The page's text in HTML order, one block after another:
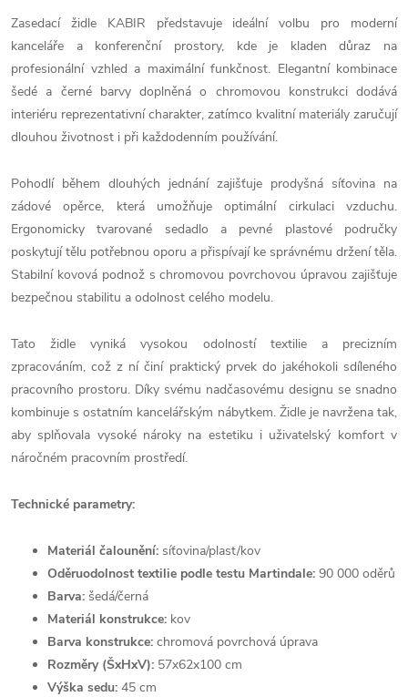
Zasedací židle KABIR představuje ideální volbu pro moderní
kanceláře a konferenční prostory, kde je kladen důraz na
profesionální vzhled a maximální funkčnost. Elegantní kombinace
šedé a černé barvy doplněná o chromovou konstrukci dodává
interiéru reprezentativní charakter, zatímco kvalitní materiály zaručují
dlouhou životnost i při každodenním používání.
Pohodlí během dlouhých jednání zajišťuje prodyšná síťovina na
zádové opěrce, která umožňuje optimální cirkulaci vzduchu.
Ergonomicky tvarované sedadlo a pevné plastové područky
poskytují tělu potřebnou oporu a přispívají ke správnému držení těla.
Stabilní kovová podnož s chromovou povrchovou úpravou zajišťuje
bezpečnou stabilitu a odolnost celého modelu.
Tato židle vyniká vysokou odolností textilie a precizním
zpracováním, což z ní činí praktický prvek do jakéhokoli sdíleného
pracovního prostoru. Díky svému nadčasovému designu se snadno
kombinuje s ostatním kancelářským nábytkem. Židle je navržena tak,
aby splňovala vysoké nároky na estetiku i uživatelský komfort v
náročném pracovním prostředí.
Technické parametry:
Materiál čalounění: síťovina/plast/kov
Oděruodolnost textilie podle testu Martindale: 90 000 oděrů
Barva: šedá/černá
Materiál konstrukce: kov
Barva konstrukce: chromová povrchová úprava
Rozměry (ŠxHxV): 57x62x100 cm
Výška sedu: 45 cm